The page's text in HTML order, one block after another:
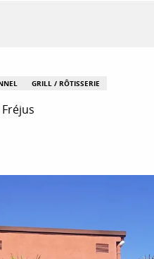
GRILL / RÔTISSERIE